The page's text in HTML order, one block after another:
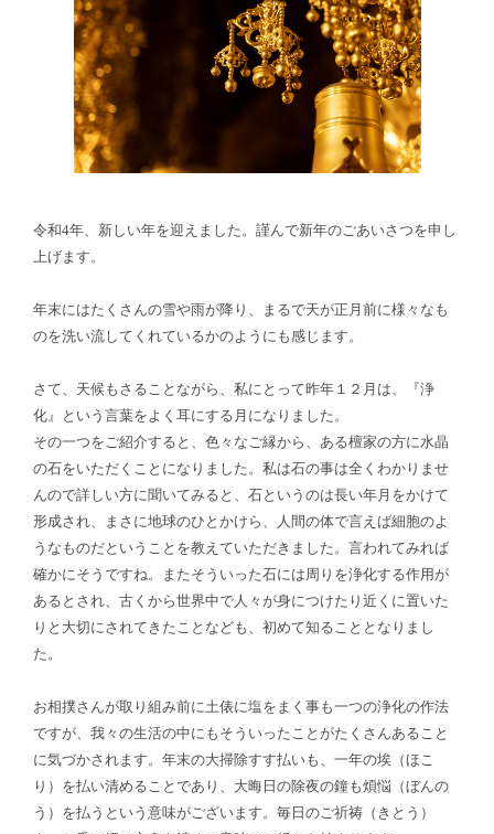
令和4年、新しい年を迎えました。謹んで新年のごあいさつを申し
上げます。
年末にはたくさんの雪や雨が降り、まるで天が正月前に様々なも
のを洗い流してくれているかのようにも感じます。
さて、天候もさることながら、私にとって昨年１２月は、『浄
化』という言葉をよく耳にする月になりました。
その一つをご紹介すると、色々なご縁から、ある檀家の方に水晶
の石をいただくことになりました。私は石の事は全くわかりませ
んので詳しい方に聞いてみると、石というのは長い年月をかけて
形成され、まさに地球のひとかけら、人間の体で言えば細胞のよ
うなものだということを教えていただきました。言われてみれば
確かにそうですね。またそういった石には周りを浄化する作用が
あるとされ、古くから世界中で人々が身につけたり近くに置いた
りと大切にされてきたことなども、初めて知ることとなりまし
た。
お相撲さんが取り組み前に土俵に塩をまく事も一つの浄化の作法
ですが、我々の生活の中にもそういったことがたくさんあること
に気づかされます。年末の大掃除すす払いも、一年の埃（ほこ
り）を払い清めることであり、大晦日の除夜の鐘も煩悩（ぼんの
う）を払うという意味がございます。毎日のご祈祷（きとう）